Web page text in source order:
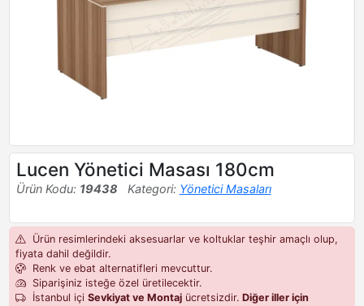
Lucen Yönetici Masası 180cm
Ürün Kodu: 19438 Kategori: Yönetici Masaları
Ürün resimlerindeki aksesuarlar ve koltuklar teşhir amaçlı olup,
fiyata dahil değildir.
Renk ve ebat alternatifleri mevcuttur.
Siparişiniz isteğe özel üretilecektir.
İstanbul içi Sevkiyat ve Montajücretsizdir. Diğer iller için